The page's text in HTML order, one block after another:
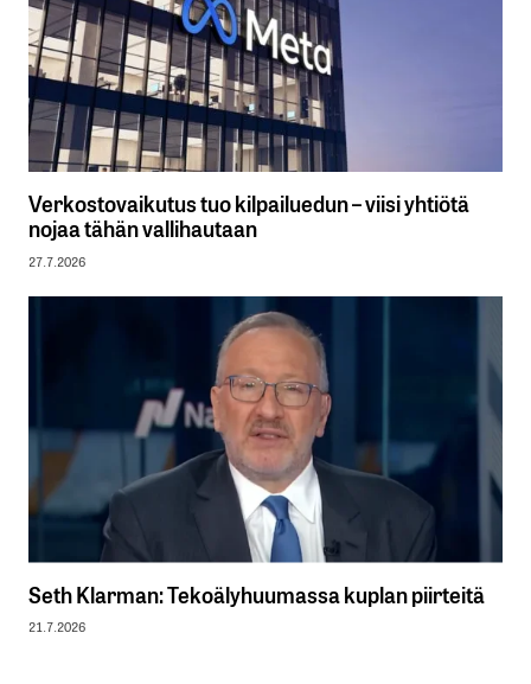
Verkostovaikutus tuo kilpailuedun – viisi yhtiötä
nojaa tähän vallihautaan
27.7.2026
Seth Klarman: Tekoälyhuumassa kuplan piirteitä
21.7.2026